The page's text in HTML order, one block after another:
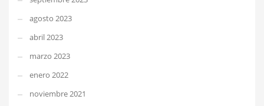
agosto 2023
abril 2023
marzo 2023
enero 2022
noviembre 2021